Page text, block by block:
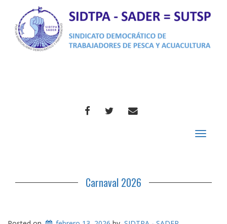
FACEBOOKTWITTERCORREO
Toggle
Carnaval 2026